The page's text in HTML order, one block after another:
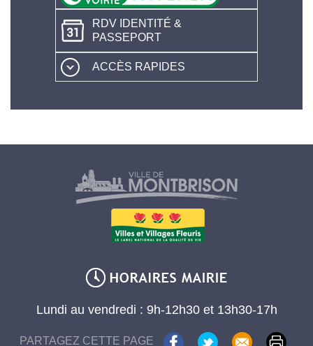
RDV IDENTITÉ &
PASSEPORT
ACCÈS RAPIDES
Lundi au vendredi : 9h-12h30 et 13h30-17h
PARTAGEZ CETTE PAGE